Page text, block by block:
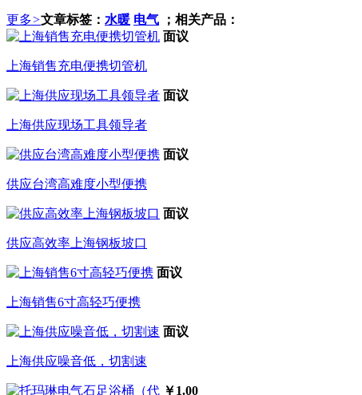
更多>文章标签： 水暖 电气 ；相关产品：
面议
上海销售充电便携切管机
面议
上海供应现场工具领导者
面议
供应台湾高难度小型便携
面议
供应高效率上海钢板坡口
面议
上海销售6寸高轻巧便携
面议
上海供应噪音低，切割速
￥1.00